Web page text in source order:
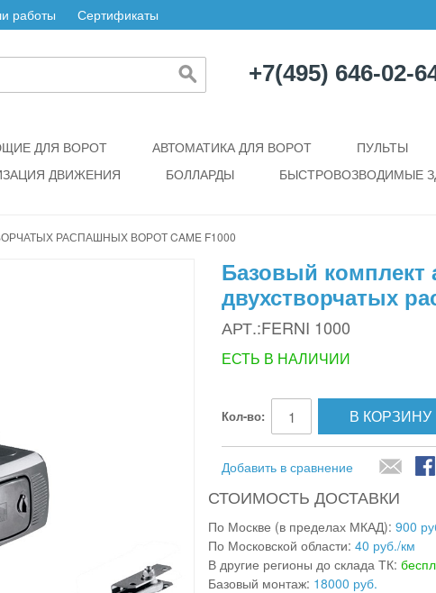
работы Сертификаты
+7(495) 646-02-
ДЛЯ ВОРОТ АВТОМАТИКА ДЛЯ ВОРОТ ПУЛЬТЫ
ДВИЖЕНИЯ БОЛЛАРДЫ
БЫСТРОВОЗВОДИМЫЕ
РАСПАШНЫХ ВОРОТ CAME F1000
Базовый комплект
двухстворчатых
АРТ.:FERNI 1000
ЕСТЬ В НАЛИЧИИ
Кол-во: В КОРЗИНУ
Добавить в сравнение
СТОИМОСТЬ ДОСТАВКИ
По Москве (в пределах МКАД): 900
По Московской области: 40 руб./км
В другие регионы до склада ТК:
Базовый монтаж: 18000 руб.